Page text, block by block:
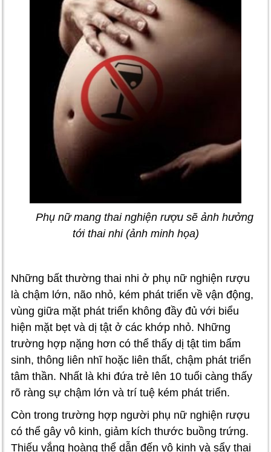
Phụ nữ mang thai nghiện rượu sẽ ảnh hưởng
tới thai nhi (ảnh minh họa)
Những bất thường thai nhi ở phụ nữ nghiện rượu
là chậm lớn, não nhỏ, kém phát triển về vận động,
vùng giữa mặt phát triển không đầy đủ với biểu
hiện mặt bẹt và dị tật ở các khớp nhỏ. Những
trường hợp nặng hơn có thể thấy dị tật tim bẩm
sinh, thông liên nhĩ hoặc liên thất, chậm phát triển
tâm thần. Nhất là khi đứa trẻ lên 10 tuổi càng thấy
rõ ràng sự chậm lớn và trí tuệ kém phát triển.
Còn trong trường hợp người phụ nữ nghiện rượu
có thể gây vô kinh, giảm kích thước buồng trứng.
Thiếu vắng hoàng thể dẫn đến vô kinh và sẩy thai